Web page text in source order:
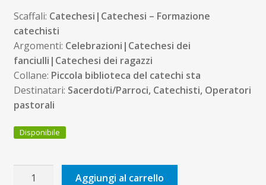
Scaffali: Catechesi|Catechesi – Formazione
catechisti
Argomenti: Celebrazioni|Catechesi dei
fanciulli|Catechesi dei ragazzi
Collane: Piccola biblioteca del catechi sta
Destinatari: Sacerdoti/Parroci, Catechisti, Operatori
pastorali
Disponibile
Riuniti
Aggiungi al carrello